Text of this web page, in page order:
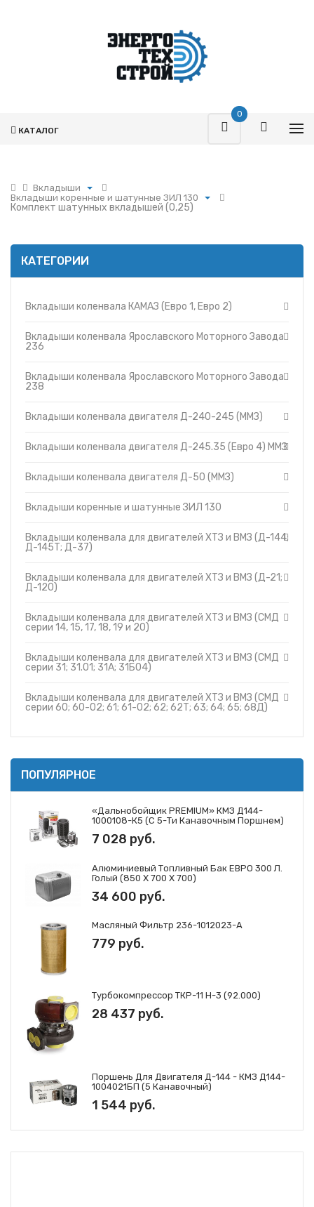
0
КАТАЛОГ
Вкладыши
Поршневая
Фильтры
Гидромоторы
Насосы
Запчасти ДЗ-98
Утеплители капота
Прайс-листы
Контакты
Вкладыши коренные и шатунные ЗИЛ 130
Вкладыши коленвала КАМАЗ (Евро 1, Евро 2)
Моторного Завода 236
Вкладыши коленвала Ярославского
Вкладыши коленвала двигателя Д-240-245
Вкладыши коленвала двигателя Д-245.35
(Евро 4) ММЗ
Вкладыши коренные и шатунные ЗИЛ 130
Вкладыши коленвала для двигателей ХТЗ и
Вкладыши коленвала для двигателей ХТЗ и
Вкладыши коленвала для двигателей ХТЗ и
Вкладыши коленвала для двигателей ХТЗ и
ВМЗ (СМД серии 60; 60-02; 61; 61-02; 62; 62Т;
Комплект шатунных вкладышей (0,25)
КАТЕГОРИИ
Вкладыши коленвала КАМАЗ (Евро 1, Евро 2)
Вкладыши коленвала Ярославского Моторного Завода
236
Вкладыши коленвала Ярославского Моторного Завода
238
Вкладыши коленвала двигателя Д-240-245 (ММЗ)
Вкладыши коленвала двигателя Д-245.35 (Евро 4) ММЗ
Вкладыши коленвала двигателя Д-50 (ММЗ)
Вкладыши коренные и шатунные ЗИЛ 130
Вкладыши коленвала для двигателей ХТЗ и ВМЗ (Д-144;
Д-145Т; Д-37)
Вкладыши коленвала для двигателей ХТЗ и ВМЗ (Д-21;
Д-120)
Вкладыши коленвала для двигателей ХТЗ и ВМЗ (СМД
серии 14, 15, 17, 18, 19 и 20)
Вкладыши коленвала для двигателей ХТЗ и ВМЗ (СМД
серии 31; 31.01; 31А; 31Б04)
Вкладыши коленвала для двигателей ХТЗ и ВМЗ (СМД
серии 60; 60-02; 61; 61-02; 62; 62Т; 63; 64; 65; 68Д)
ПОПУЛЯРНОЕ
«Дальнобойщик PREMIUM» КМЗ Д144-
1000108-К5 (с 5-Ти Канавочным Поршнем)
7 028 руб.
Алюминиевый Топливный Бак ЕВРО 300 Л.
Голый (850 Х 700 Х 700)
34 600 руб.
Масляный Фильтр 236-1012023-А
779 руб.
Турбокомпрессор ТКР-11 Н-3 (92.000)
28 437 руб.
Поршень Для Двигателя Д-144 - КМЗ Д144-
1004021БП (5 Канавочный)
1 544 руб.